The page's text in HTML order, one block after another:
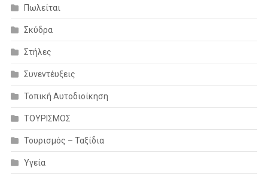
Πωλείται
Σκύδρα
Στήλες
Συνεντέυξεις
Τοπική Αυτοδιοίκηση
ΤΟΥΡΙΣΜΟΣ
Τουρισμός – Ταξίδια
Υγεία